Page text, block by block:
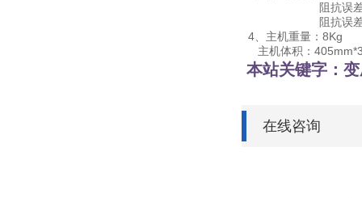
阻抗误差在 ±
阻抗误差在超
4、主机重量：8Kg
主机体积：
本站关键字：
在线咨询